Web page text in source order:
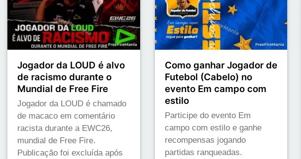
Jogador da LOUD é alvo
de racismo durante o
Mundial de Free Fire
Jogador da LOUD é chamado
de macaco em comentário
racista durante a EWC26,
mundial de Free Fire.
Publicação foi excluída após
Como ganhar Jogador de
Futebol (Cabelo) no
evento Em campo com
estilo
Participe do evento Em
campo com estilo e ganhe
recompensas jogando
partidas ranqueadas.